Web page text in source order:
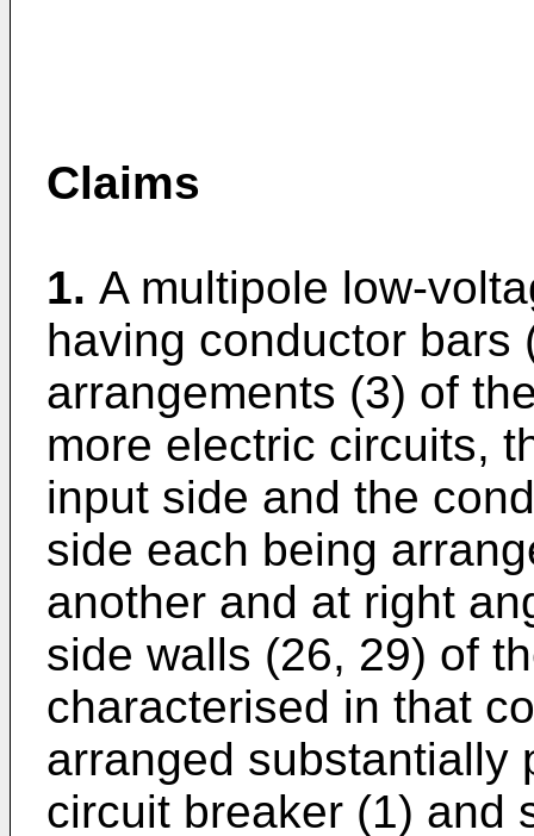
Claims
1. A multipole low-
having conductor bars
arrangements (3) of
more electric circuits,
input side and the
side each being
another and at right
side walls (26, 29) of
characterised in that
arranged substantially
circuit breaker (1) and